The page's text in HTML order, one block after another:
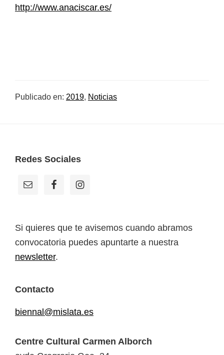
http://www.anaciscar.es/
Publicado en: 2019, Noticias
Footer
Redes Sociales
Si quieres que te avisemos cuando abramos
convocatoria puedes apuntarte a nuestra
newsletter.
Contacto
biennal@mislata.es
Centre Cultural Carmen Alborch